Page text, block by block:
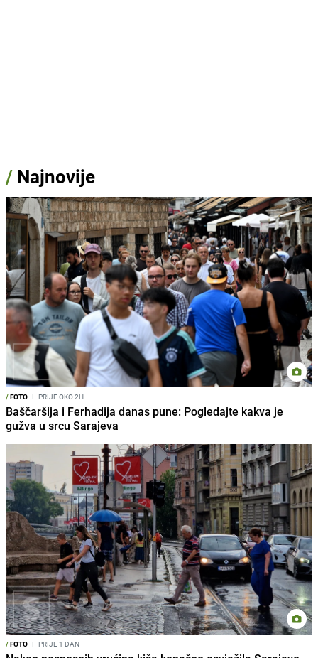
/ Najnovije
/FOTO I PRIJE OKO 2H
Baščaršija i Ferhadija danas pune: Pogledajte kakva je
gužva u srcu Sarajeva
/FOTO I PRIJE 1 DAN